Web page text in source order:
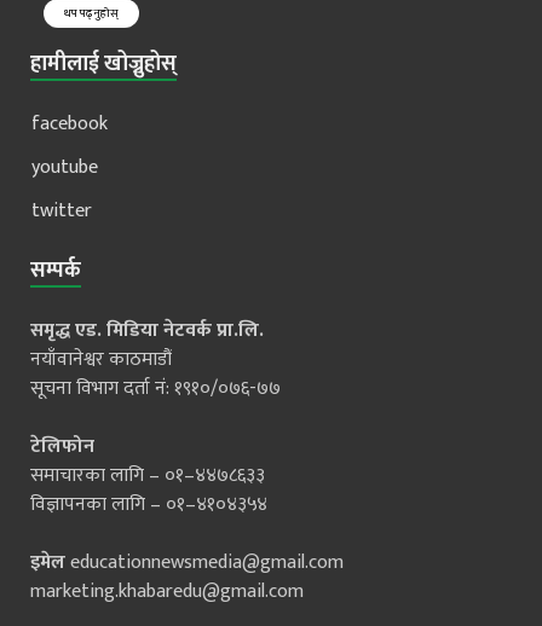
थप पढ्नुहोस्
हामीलाई खोज्नुहोस्
facebook
youtube
twitter
सम्पर्क
समृद्ध एड. मिडिया नेटवर्क प्रा.लि.
नयाँवानेश्वर काठमाडौं
सूचना विभाग दर्ता नं: १९१०/०७६-७७
टेलिफोन
समाचारका लागि – ०१–४४७८६३३
विज्ञापनका लागि – ०१–४१०४३५४
इमेलeducationnewsmedia@gmail.com
marketing.khabaredu@gmail.com